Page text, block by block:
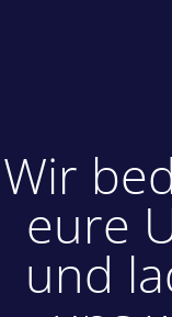
Wir
eure
und